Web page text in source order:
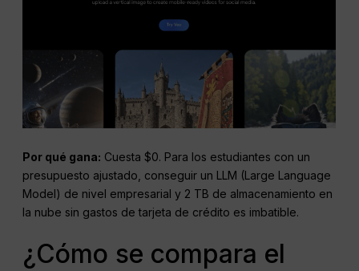
Por qué gana: Cuesta $0. Para los estudiantes con un
presupuesto ajustado, conseguir un LLM (Large Language
Model) de nivel empresarial y 2 TB de almacenamiento en
la nube sin gastos de tarjeta de crédito es imbatible.
¿Cómo se compara el